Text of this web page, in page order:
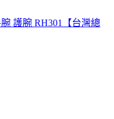
護腕 RH301【台灣總